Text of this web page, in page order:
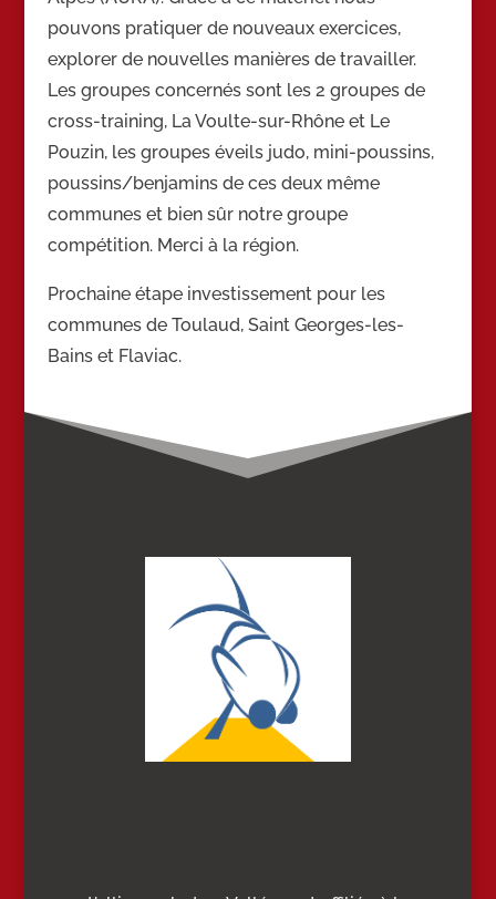
pouvons pratiquer de nouveaux exercices,
explorer de nouvelles manières de travailler.
Les groupes concernés sont les 2 groupes de
cross-training, La Voulte-sur-Rhône et Le
Pouzin, les groupes éveils judo, mini-poussins,
poussins/benjamins de ces deux même
communes et bien sûr notre groupe
compétition. Merci à la région.
Prochaine étape investissement pour les
communes de Toulaud, Saint Georges-les-
Bains et Flaviac.